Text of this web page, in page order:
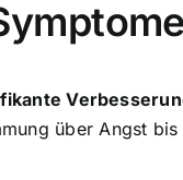
über Angst